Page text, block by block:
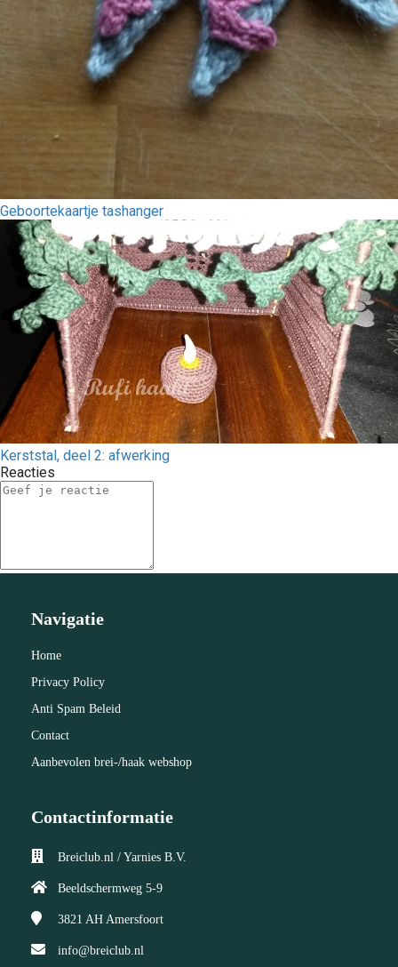
Geboortekaartje tashanger
Kerststal, deel 2: afwerking
Reacties
Navigatie
Home
Privacy Policy
Anti Spam Beleid
Contact
Aanbevolen brei-/haak webshop
Contactinformatie
Breiclub.nl / Yarnies B.V.
Beeldschermweg 5-9
3821 AH Amersfoort
info@breiclub.nl